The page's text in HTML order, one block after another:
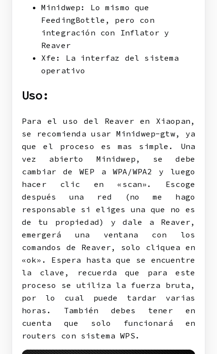
Minidwep: Lo mismo que
FeedingBottle, pero con
integración con Inflator y
Reaver
Xfe: La interfaz del sistema
operativo
Uso:
Para el uso del Reaver en Xiaopan,
se recomienda usar Minidwep-gtw, ya
que el proceso es mas simple. Una
vez abierto Minidwep, se debe
cambiar de WEP a WPA/WPA2 y luego
hacer clic en «scan». Escoge
después una red (no me hago
responsable si eliges una que no es
de tu propiedad) y dale a Reaver,
emergerá una ventana con los
comandos de Reaver, solo cliquea en
«ok». Espera hasta que se encuentre
la clave, recuerda que para este
proceso se utiliza la fuerza bruta,
por lo cual puede tardar varias
horas. También debes tener en
cuenta que solo funcionará en
routers con sistema WPS.